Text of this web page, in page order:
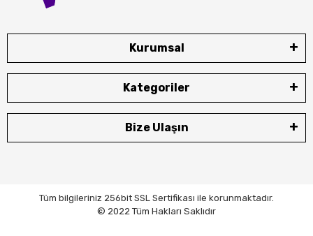
Kurumsal
Kategoriler
Bize Ulaşın
Tüm bilgileriniz 256bit SSL Sertifikası ile korunmaktadır.
© 2022 Tüm Hakları Saklıdır